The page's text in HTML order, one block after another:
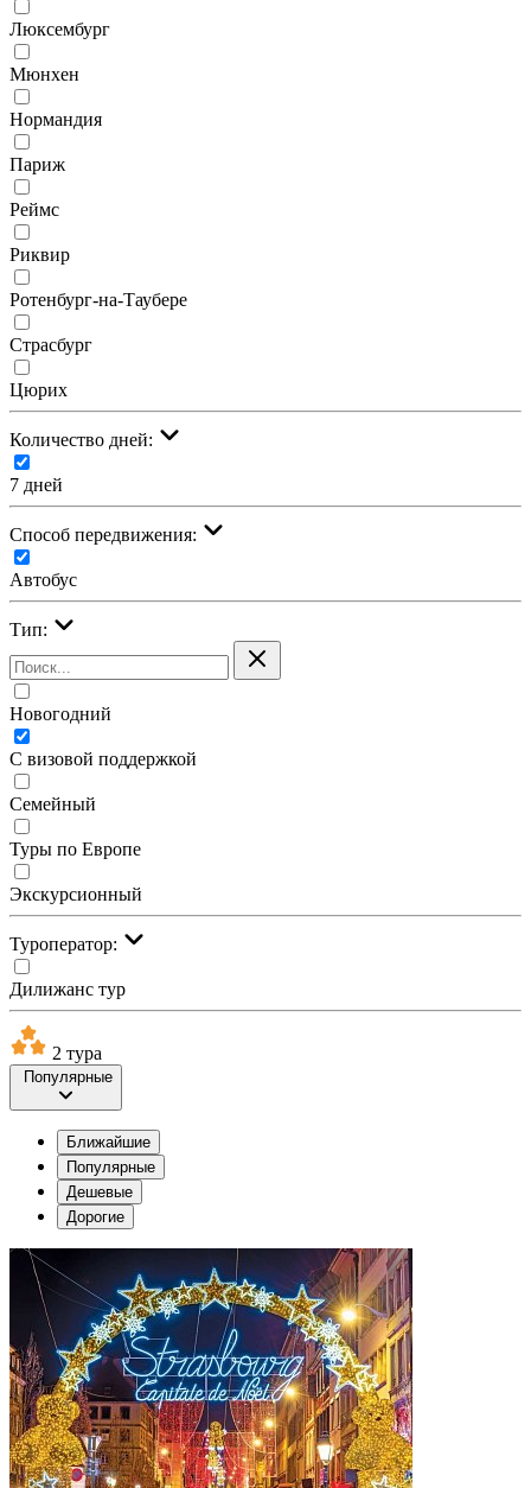
Люксембург
Мюнхен
Нормандия
Париж
Реймс
Риквир
Ротенбург-на-Таубере
Страсбург
Цюрих
Количество дней:
7 дней
Cпособ передвижения:
Автобус
Тип:
Новогодний
С визовой поддержкой
Семейный
Туры по Европе
Экскурсионный
Туроператор:
Дилижанс тур
2 тура
Популярные
Ближайшие
Популярные
Дешевые
Дорогие